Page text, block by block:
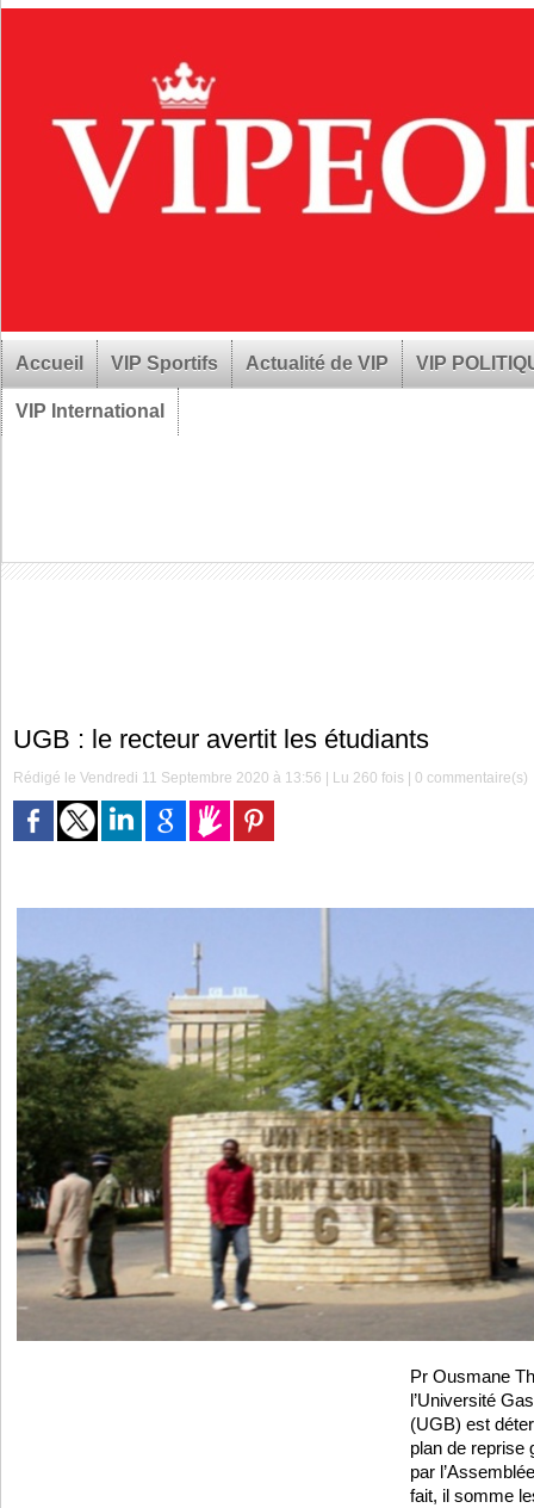
Accueil VIP Sportifs Actualité de VIP VIP
VIP International
UGB : le recteur avertit les étudiants
Rédigé le Vendredi 11 Septembre 2020 à 13:56 | Lu 260 fois |0 commentaire(s)
Pr Ousmane
l’Université
(UGB) est
plan de reprise
par
fait, il somme